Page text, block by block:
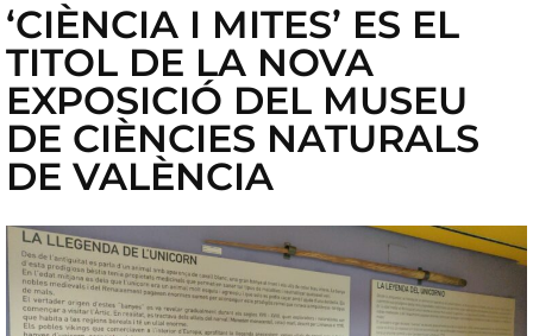
‘CIÈNCIA I MITES’ ES EL
TITOL DE LA NOVA
EXPOSICIÓ DEL MUSEU
DE CIÈNCIES NATURALS
DE VALÈNCIA